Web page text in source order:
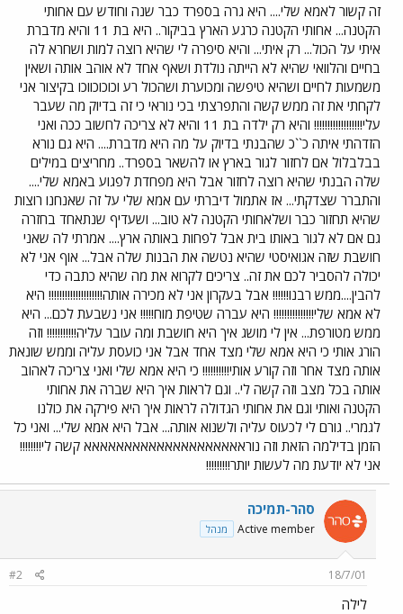
זה קשור לאמא שלי.... היא גרה בספרד כבר שנה וחודש עם אחותי
הקטנה... אחותי הקטנה כרגע הארץ בביקור.. היא בת 11 והיא מדברת
איתי על הכול... רק איתי... והיא סיפרה לי שהיא רוצה למות ושחרא לה
בחיים והלוואי שהיא לא הייתה נולדת ושאף אחד לא אוהב אותה ושאין
משמעות לחיים ושהיא טיפשה ומכוערת ושהכול רע וכוכוכווכו בקיצור אני
לקחתי את זה ממש קשה והתפרצתי בכי נוראי כי זה בדיוק מה שעבר
עלי!!!!!!!!!!!!!!!!!! והיא רק ילדה בת 11 והיא לא צריכה לחשוב ככה ואני
הזדהתי איתה כ``כ שהבנתי בדיוק על מה היא מדברת.... היא גם נורא
בבלבלול אם לחזור לגור בארץ או להשאר בספרד.. מחריצים במילים
שלה הבנתי שהיא רוצה לחזור אבל היא מפחדת לפגוע באמא שלי....
והתברר שצדקתי... אז אתמול דיברתי עם אמא שלי על זה שאנחנו רוצות
שהיא תחזור כבר ושלאחותי הקטנה לא טוב... ושעדיף שנתאחד בחזרה
גם אם לא לגור באותו בית אבל לפחות באותה ארץ.... אמרתי לה שאני
חושבת שזה אגואיסטי שהיא נטשה את הבנות שלה אבל... אוף אני לא
יכולה להסביר לכם את זה.. צריכים לקרוא את מה שהיא כתבה כדי
להבין....ממש רבנו!!!!!! אבל בעקרון אני לא מכירה אותה!!!!!!!!!!!!!!!!!!!! היא
לא אמא שלי!!!!!!!!!!!!!!! היא עברה שטיפת מוח!!!!! אני נשבעת לכם... היא
ממש מטורפת... אין לי מושג איך היא חושבת ומה עובר עליה!!!!!!!!!!! וזה
הורג אותי כי היא אמא שלי מצד אחד אבל אני כועסת עליה וממש שונאת
אותה מצד אחר וזה קורע אותי!!!!!!!!!! כי היא אמא שלי ואני צריכה לאהוב
אותה בכל מצב וזה קשה לי.. וגם לראות איך היא שברה את אחותי
הקטנה ואותי וגם את אחותי הגדולה לראות איך היא פירקה את כולנו
לגמרי.. גורם לי לכעוס עליה ולשנוא אותה... אבל היא אמא שלי... ואני כל
הזמן בדילמה הזאת וזה נוראאאאאאאאאאאאאאאאאאאא קשה לי!!!!!!!!
אני לא יודעת מה לעשות יותר!!!!!!!!!
סהר-תמיכה
Active member מנהל
18/7/01
#2
לילה